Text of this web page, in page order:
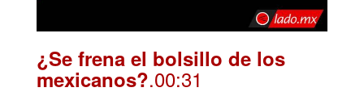
¿Se frena el bolsillo de los
mexicanos?.00:31